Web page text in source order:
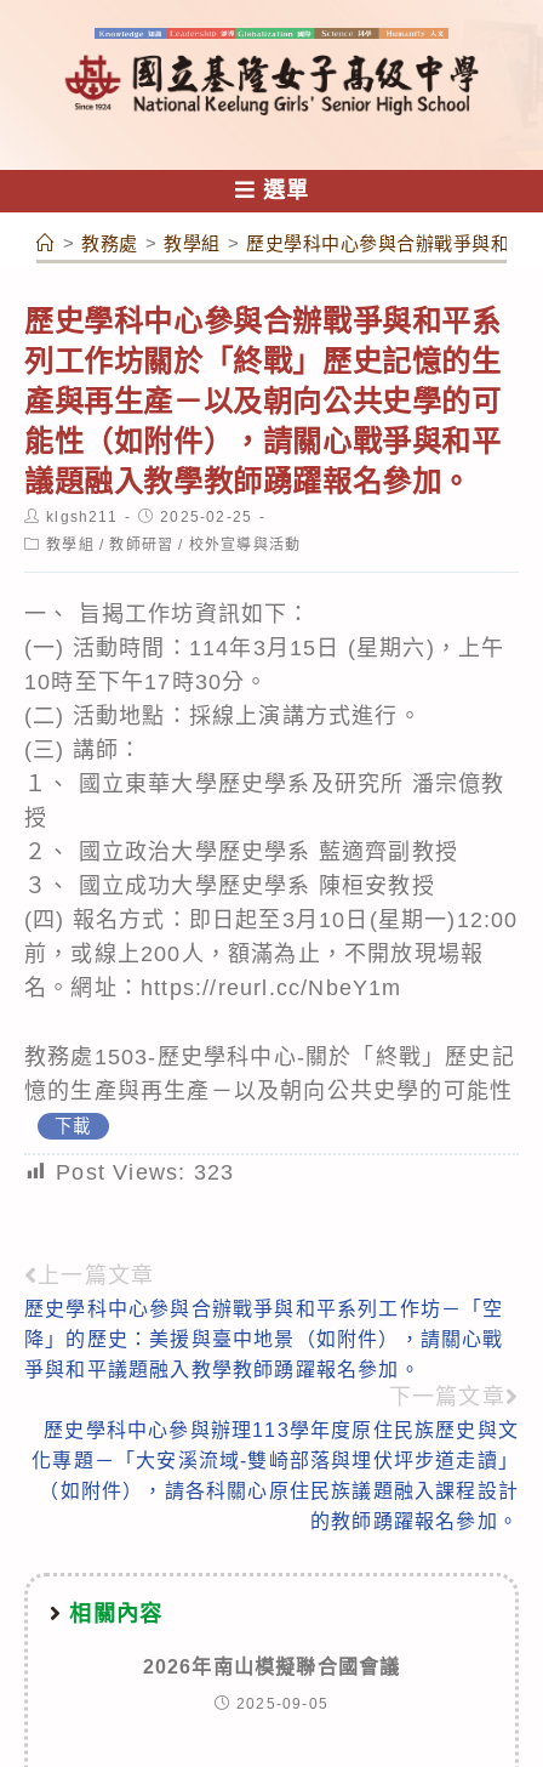
容
選單
> 教務處 > 教學組 > 歷史學科中心參與合辦戰爭與和平
歷史學科中心參與合辦戰爭與和平系
列工作坊關於「終戰」歷史記憶的生
產與再生產－以及朝向公共史學的可
能性（如附件），請關心戰爭與和平
議題融入教學教師踴躍報名參加。
Post
author:
klgsh211
Post
published:
2025-02-25
Post教學組 / 教師研習 / 校外宣導與活動
一、 旨揭工作坊資訊如下：
(一) 活動時間：114年3月15日 (星期六)，上午
10時至下午17時30分。
(二) 活動地點：採線上演講方式進行。
(三) 講師：
１、 國立東華大學歷史學系及研究所 潘宗億教
授
２、 國立政治大學歷史學系 藍適齊副教授
３、 國立成功大學歷史學系 陳桓安教授
(四) 報名方式：即日起至3月10日(星期一)12:00
前，或線上200人，額滿為止，不開放現場報
名。網址：https://reurl.cc/NbeY1m
教務處1503-歷史學科中心-關於「終戰」歷史記
憶的生產與再生產－以及朝向公共史學的可能性
下載
Post Views: 323
Read
more
articles
上一篇文章
歷史學科中心參與合辦戰爭與和平系列工作坊－「空
降」的歷史：美援與臺中地景（如附件），請關心戰
爭與和平議題融入教學教師踴躍報名參加。
下一篇文章
歷史學科中心參與辦理113學年度原住民族歷史與文
化專題－「大安溪流域-雙崎部落與埋伏坪步道走讀」
（如附件），請各科關心原住民族議題融入課程設計
的教師踴躍報名參加。
相關內容
2026年南山模擬聯合國會議
2025-09-05